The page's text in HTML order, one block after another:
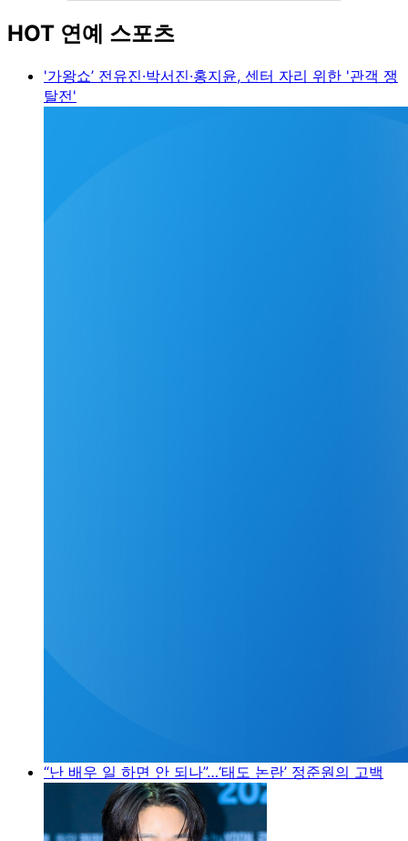
HOT 연예 스포츠
'가왕쇼’ 전유진·박서진·홍지윤, 센터 자리 위한 '관객 쟁
탈전'
“난 배우 일 하면 안 되나”…‘태도 논란’ 정준원의 고백